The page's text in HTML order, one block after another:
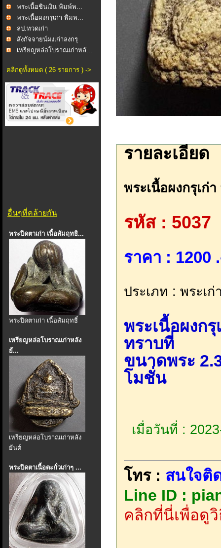
พระเนื้อชินเงิน พิมพ์พ...
พระเนื้อผงกรุเก่า พิมพ...
ลป.ทวดเก่า
สังกัจจายน์ผงเก่าลงกรุ
เหรียญหล่อโบราณเก่าหลั...
คลิกดูทั้งหมด ( 26 รายการ ) ->
อื่นๆที่คล้ายกัน
พระปิดตาเก่า เนื้อสัมฤทธิ...
พระปิดตาเก่า เนื้อสัมฤทธิ์
เหรียญหล่อโบราณเก่าหลัง
ยั...
เหรียญหล่อโบราณเก่าหลัง
ยันต์
พระปิดตาเนื้อตะกั่วเก่าๆ ...
รายละเอียด
พระเนื้อผงกรุเก่
รหัส : 5037
ราคา : 1200
ประเภท : พระเ
พระเนื้อผงก
ทราบที่
ขนาดพระ
โมชั่น
เมื่อวันที่ :
โทร : สนใจติ
Line ID :
คลิกที่นี่เพื่อดูวิ